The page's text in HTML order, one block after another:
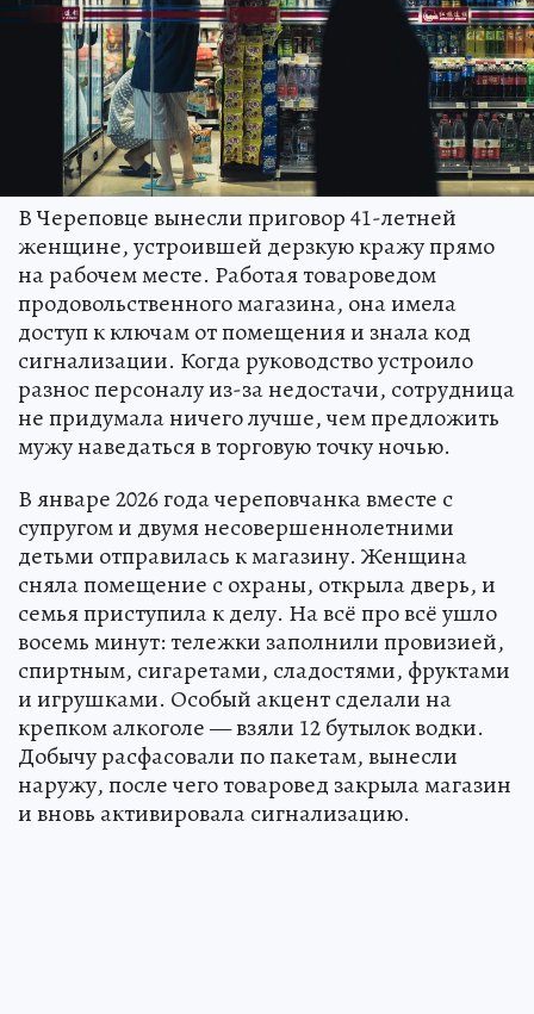
В Череповце вынесли приговор 41-летней
женщине, устроившей дерзкую кражу прямо
на рабочем месте. Работая товароведом
продовольственного магазина, она имела
доступ к ключам от помещения и знала код
сигнализации. Когда руководство устроило
разнос персоналу из-за недостачи, сотрудница
не придумала ничего лучше, чем предложить
мужу наведаться в торговую точку ночью.
В январе 2026 года череповчанка вместе с
супругом и двумя несовершеннолетними
детьми отправилась к магазину. Женщина
сняла помещение с охраны, открыла дверь, и
семья приступила к делу. На всё про всё ушло
восемь минут: тележки заполнили провизией,
спиртным, сигаретами, сладостями, фруктами
и игрушками. Особый акцент сделали на
крепком алкоголе — взяли 12 бутылок водки.
Добычу расфасовали по пакетам, вынесли
наружу, после чего товаровед закрыла магазин
и вновь активировала сигнализацию.